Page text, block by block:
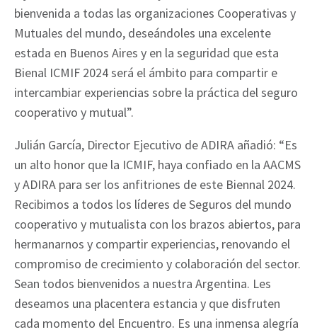
bienvenida a todas las organizaciones Cooperativas y
Mutuales del mundo, deseándoles una excelente
estada en Buenos Aires y en la seguridad que esta
Bienal ICMIF 2024 será el ámbito para compartir e
intercambiar experiencias sobre la práctica del seguro
cooperativo y mutual”.
Julián García, Director Ejecutivo de ADIRA añadió: “Es
un alto honor que la ICMIF, haya confiado en la AACMS
y ADIRA para ser los anfitriones de este Biennal 2024.
Recibimos a todos los líderes de Seguros del mundo
cooperativo y mutualista con los brazos abiertos, para
hermanarnos y compartir experiencias, renovando el
compromiso de crecimiento y colaboración del sector.
Sean todos bienvenidos a nuestra Argentina. Les
deseamos una placentera estancia y que disfruten
cada momento del Encuentro. Es una inmensa alegría